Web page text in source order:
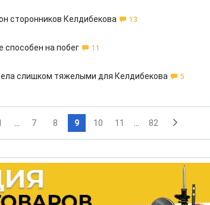
сторонников Келдибекова 13
способен на побег 11
слишком тяжелыми для Келдибекова 5
7 8 9 10 11 82